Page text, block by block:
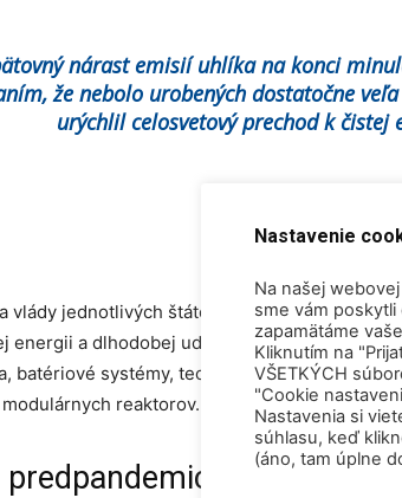
nárast emisií uhlíka na konci
že nebolo urobených dostatočne
urýchlil celosvetový prechod k čistej
vlády jednotlivých štátov, aby svoje národné
energii a dlhodobej udržateľnosti. Vspráve
batériové systémy, technológie týkajúce sa
reaktorov.
predpandemickú úroveň
Nastavenie
Na našej
sme vám
zapamätáme
Kliknutím na
VŠETKÝCH
"Cookie
Nastavenia si
súhlasu, keď
(áno, tam úplne